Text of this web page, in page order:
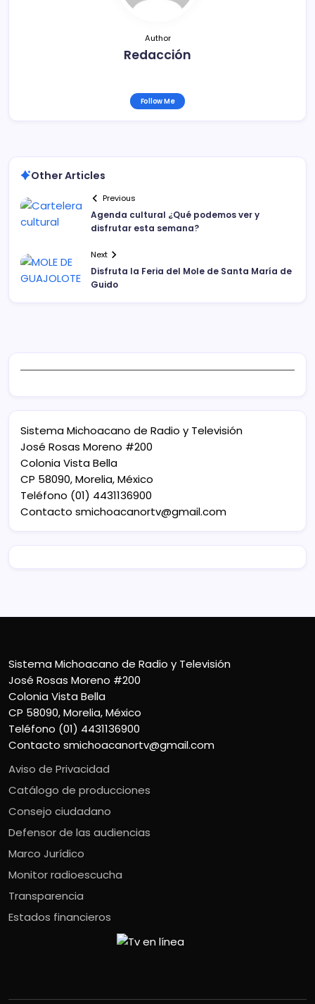
Author
Redacción
Follow Me
Other Articles
Previous
Agenda cultural ¿Qué podemos ver y
disfrutar esta semana?
Next
Disfruta la Feria del Mole de Santa María de
Guido
Sistema Michoacano de Radio y Televisión
José Rosas Moreno #200
Colonia Vista Bella
CP 58090, Morelia, México
Teléfono (01) 4431136900
Contacto smichoacanortv@gmail.com
Sistema Michoacano de Radio y Televisión
José Rosas Moreno #200
Colonia Vista Bella
CP 58090, Morelia, México
Teléfono (01) 4431136900
Contacto smichoacanortv@gmail.com
Aviso de Privacidad
Catálogo de producciones
Consejo ciudadano
Defensor de las audiencias
Marco Jurídico
Monitor radioescucha
Transparencia
Estados financieros